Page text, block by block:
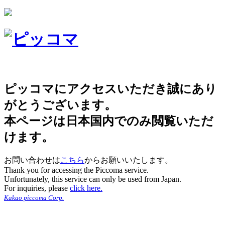
ピッコマにアクセスいただき誠にあり
がとうございます。
本ページは日本国内でのみ閲覧いただ
けます。
お問い合わせはこちらからお願いいたします。
Thank you for accessing the Piccoma service.
Unfortunately, this service can only be used from Japan.
For inquiries, please click here.
Kakao piccoma Corp.